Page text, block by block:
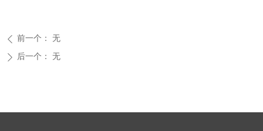
ꄴ 前一个： 无
ꄲ 后一个： 无